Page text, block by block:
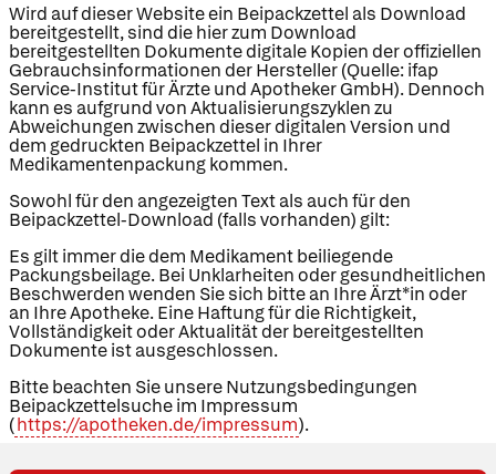
Wird auf dieser Website ein Beipackzettel als Download
bereitgestellt, sind die hier zum Download
bereitgestellten Dokumente digitale Kopien der offiziellen
Gebrauchsinformationen der Hersteller (Quelle: ifap
Service-Institut für Ärzte und Apotheker GmbH). Dennoch
kann es aufgrund von Aktualisierungszyklen zu
Abweichungen zwischen dieser digitalen Version und
dem gedruckten Beipackzettel in Ihrer
Medikamentenpackung kommen.
Sowohl für den angezeigten Text als auch für den
Beipackzettel-Download (falls vorhanden) gilt:
Es gilt immer die dem Medikament beiliegende
Packungsbeilage. Bei Unklarheiten oder gesundheitlichen
Beschwerden wenden Sie sich bitte an Ihre Ärzt*in oder
an Ihre Apotheke. Eine Haftung für die Richtigkeit,
Vollständigkeit oder Aktualität der bereitgestellten
Dokumente ist ausgeschlossen.
Bitte beachten Sie unsere Nutzungsbedingungen
Beipackzettelsuche im Impressum
(https://apotheken.de/impressum).